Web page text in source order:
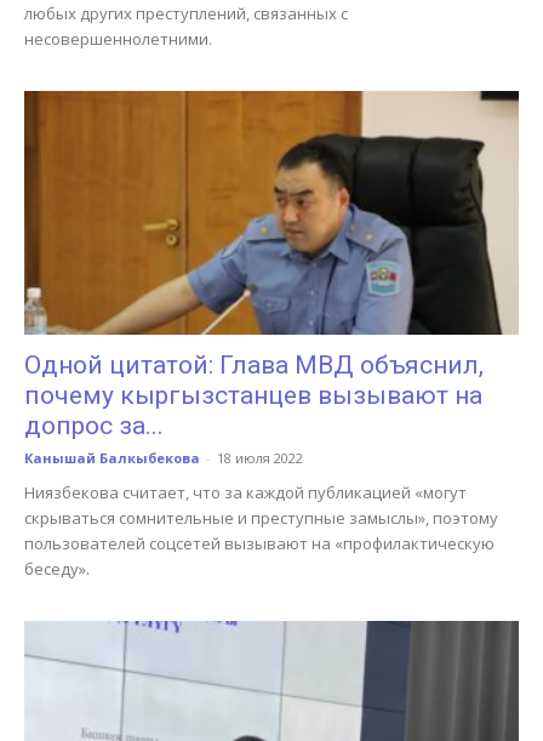
любых других преступлений, связанных с
несовершеннолетними.
Одной цитатой: Глава МВД объяснил,
почему кыргызстанцев вызывают на
допрос за...
Канышай Балкыбекова - 18 июля 2022
Ниязбекова считает, что за каждой публикацией «могут
скрываться сомнительные и преступные замыслы», поэтому
пользователей соцсетей вызывают на «профилактическую
беседу».